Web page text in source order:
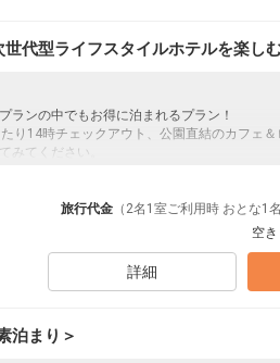
代型ライフスタイルホテルを楽し
ランの中でもお得に泊まれるプラン！
り14時チェックアウト、公園直結のカフェ
みてください。
PARK」直結の”次世代型ライフスタイ
取り上げられる、公園や渋谷の街並みを愉し
PARK」も併設！お買い物やお食事も
旅前登録の仕方～
旅行代金 （2名1室ご利用時 おとな1
空き
詳細
泊まり＞